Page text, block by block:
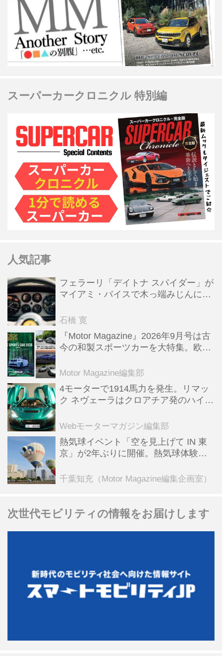
スーパーカークロニクル 特別編
人気記事
フェラーリ「デイトナ スパイダー」が
マイアミ・バイスで木っ端みじんにな
石橋 寛
『Motor Magazine』2026年9月号は古
今の和製スポーツカーを大特集。欧州
Motor Magazine編集部
4モーターで1914馬力を発生。リマッ
ク ネヴェーラはクロアチア発のハイパ
全版／115】
Webモーターマガジン編集部
熱気球イベント「空を見上げて IN 東
京」が2年ぶりに開催。熱気球体験搭
ンテンツも
千葉知充（Motor Magazine編集企画室）
次世代モビリティの情報をお届けします